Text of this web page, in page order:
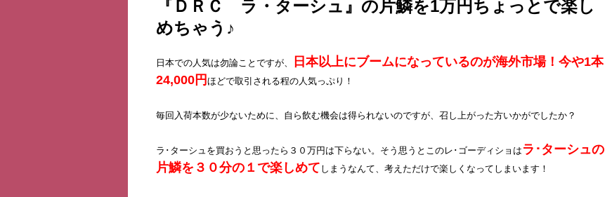
『ＤＲＣ ラ・ターシュ』の片鱗を1万円ちょっとで楽し
めちゃう♪
日本での人気は勿論ことですが、
日本以上にブームになっているのが海外市場！今や1本
24,000円 ほどで取引される程の人気っぷり！
毎回入荷本数が少ないために、自ら飲む機会は得られないのですが、召し上がった方いかがでしたか？
ラ･ターシュを買おうと思ったら３０万円は下らない。そう思うとこのレ･ゴーディショは ラ･ターシュの
片鱗を３０分の１で楽しめて しまうなんて、考えただけで楽しくなってしまいます！